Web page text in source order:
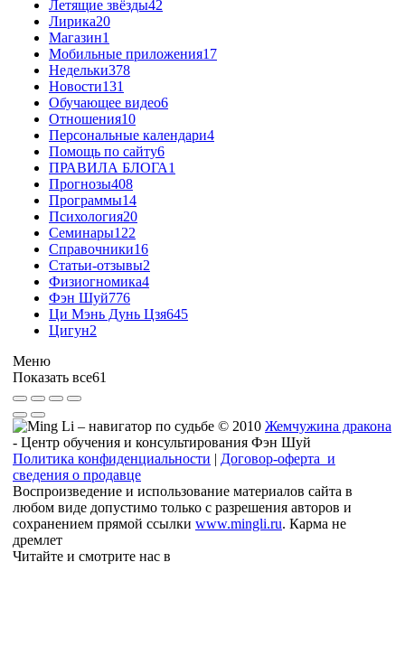
Летящие звёзды42
Лирика20
Магазин1
Мобильные приложения17
Недельки378
Новости131
Обучающее видео6
Отношения10
Персональные календари4
Помощь по сайту6
ПРАВИЛА БЛОГА1
Прогнозы408
Программы14
Психология20
Семинары122
Справочники16
Статьи-отзывы2
Физиогномика4
Фэн Шуй776
Ци Мэнь Дунь Цзя645
Цигун2
Меню
Показать все61
© 2010 Жемчужина дракона
- Центр обучения и консультирования Фэн Шуй
Политика конфиденциальности | Договор-оферта и
сведения о продавце
Воспроизведение и использование материалов сайта в
любом виде допустимо только с разрешения авторов и
сохранением прямой ссылки www.mingli.ru. Карма не
дремлет
Читайте и смотрите нас в